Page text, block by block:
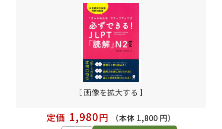
［ 画像を拡大する ］
定価 1,980円
（本体 1,800 円）